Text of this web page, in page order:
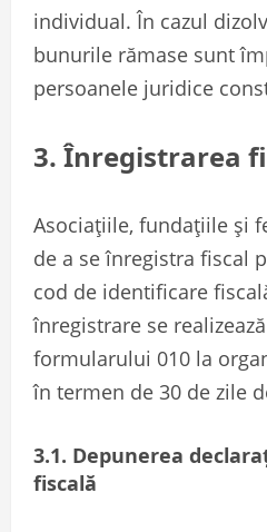
individual. În cazul
bunurile rămase sunt
persoanele juridice
3. Înregistrarea
Asociațiile, fundațiile și
de a se înregistra fiscal
cod de identificare
înregistrare se
formularului 010 la
în termen de 30 de zile
3.1. Depunerea
fiscală